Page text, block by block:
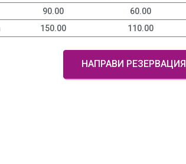
90.00 60.00
150.00 110.00
НАПРАВИ РЕЗЕРВАЦИЯ